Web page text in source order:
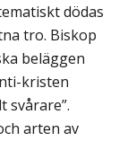
dödas
tro. Biskop
beläggen
kristen
svårare”.
arten av